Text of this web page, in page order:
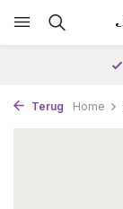
Terug Home